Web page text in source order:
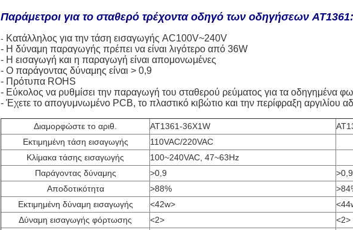
Παράμετροι για το σταθερό τρέχοντα οδηγό των οδηγήσεων AT1361:
- Κατάλληλος για την τάση εισαγωγής AC100V~240V
- Η δύναμη παραγωγής πρέπει να είναι λιγότερο από 36W
- Η εισαγωγή και η παραγωγή είναι απομονωμένες
- Ο παράγοντας δύναμης είναι > 0,9
- Πρότυπα ROHS
- Εύκολος να ρυθμίσει την παραγωγή του σταθερού ρεύματος για τα οδηγημένα
- Έχετε το απογυμνωμένο PCB, το πλαστικό κιβώτιο και την περίφραξη αργιλίου
Διαμορφώστε το αριθ. AT1361-36X1W
Εκτιμημένη τάση εισαγωγής
110VAC/220VAC
Κλίμακα τάσης εισαγωγής
100~240VAC, 47~63Hz
Παράγοντας δύναμης
>0,9
>0,9
Αποδοτικότητα
>88%
Εκτιμημένη δύναμη εισαγωγής
<42w>
Δύναμη εισαγωγής φόρτωσης
<2>
<2>